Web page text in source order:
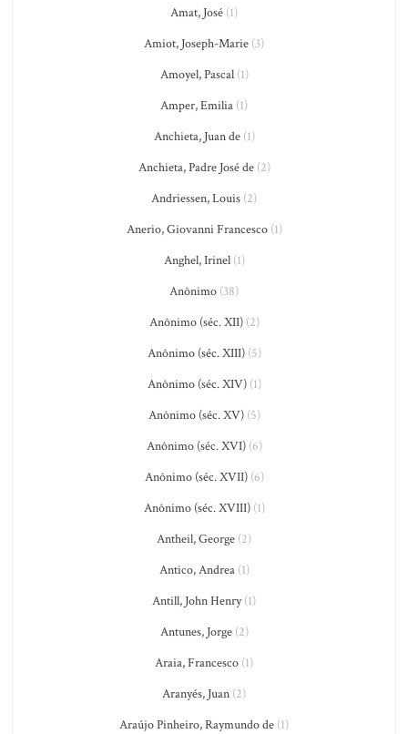
Amat, José (1)
Amiot, Joseph-Marie (3)
Amoyel, Pascal(1)
Amper, Emilia (1)
Anchieta, Juan de(1)
Anchieta, Padre José de(2)
Andriessen, Louis (2)
Anerio, Giovanni Francesco(1)
Anghel, Irinel(1)
Anônimo (38)
Anônimo (séc. XII)(2)
Anônimo (séc. XIII)(5)
Anônimo (séc. XIV)(1)
Anônimo (séc. XV)(5)
Anônimo (séc. XVI)(6)
Anônimo (séc. XVII)(6)
Anônimo (séc. XVIII)(1)
Antheil, George (2)
Antico, Andrea(1)
Antill, John Henry(1)
Antunes, Jorge(2)
Araia, Francesco (1)
Aranyés, Juan (2)
Araújo Pinheiro, Raymundo de (1)